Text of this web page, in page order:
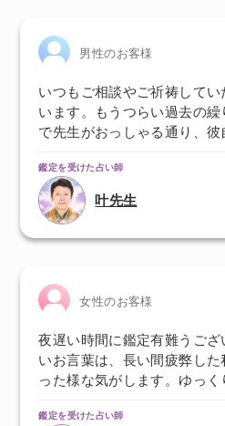
男性のお客様
いつもご相談やご祈祷して
います。もうつらい過去の
で先生がおっしゃる通り、
鑑定を受けた占い師
叶先生
女性のお客様
夜遅い時間に鑑定有難うご
いお言葉は、長い間疲弊し
った様な気がします。ゆっ
鑑定を受けた占い師